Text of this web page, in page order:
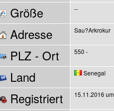
Größe --
Adresse Sau?Arkrokur
PLZ - Ort 550 -
Land Senegal
Registriert 15.11.2016